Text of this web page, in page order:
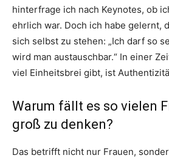
hinterfrage ich nach Keynotes, ob
ehrlich war. Doch ich habe gelernt,
sich selbst zu stehen: „Ich darf so
wird man austauschbar.“ In einer
viel Einheitsbrei gibt, ist
Warum fällt es so vielen
groß zu denken?
Das betrifft nicht nur Frauen,